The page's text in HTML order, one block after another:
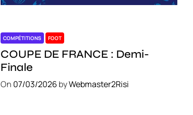
COMPÉTITIONS FOOT
COUPE DE FRANCE : Demi-
Finale
On 07/03/2026 byWebmaster2Risi